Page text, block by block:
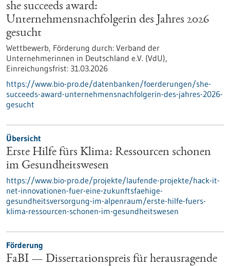
she succeeds award:
Unternehmensnachfolgerin des Jahres 2026
gesucht
Wettbewerb, Förderung durch: Verband der
Unternehmerinnen in Deutschland e.V. (VdU),
Einreichungsfrist: 31.03.2026
https://www.bio-pro.de/datenbanken/foerderungen/she-
succeeds-award-unternehmensnachfolgerin-des-jahres-2026-
gesucht
Übersicht
Erste Hilfe fürs Klima: Ressourcen schonen
im Gesundheitswesen
https://www.bio-pro.de/projekte/laufende-projekte/hack-it-
net-innovationen-fuer-eine-zukunftsfaehige-
gesundheitsversorgung-im-alpenraum/erste-hilfe-fuers-
klima-ressourcen-schonen-im-gesundheitswesen
Förderung
FaBI — Dissertationspreis für herausragende